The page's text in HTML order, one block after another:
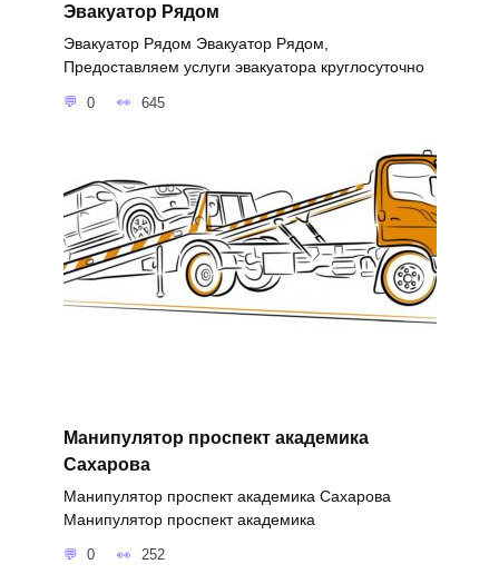
Эвакуатор Рядом
Эвакуатор Рядом Эвакуатор Рядом,
Предоставляем услуги эвакуатора круглосуточно
0 645
Манипулятор проспект академика
Сахарова
Манипулятор проспект академика Сахарова
Манипулятор проспект академика
0 252